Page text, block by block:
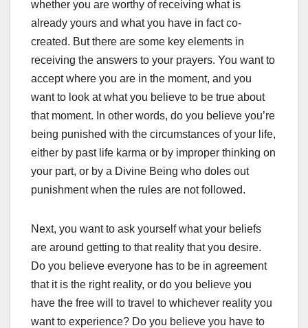
whether you are worthy of receiving what is
already yours and what you have in fact co-
created. But there are some key elements in
receiving the answers to your prayers. You want to
accept where you are in the moment, and you
want to look at what you believe to be true about
that moment. In other words, do you believe you’re
being punished with the circumstances of your life,
either by past life karma or by improper thinking on
your part, or by a Divine Being who doles out
punishment when the rules are not followed.
Next, you want to ask yourself what your beliefs
are around getting to that reality that you desire.
Do you believe everyone has to be in agreement
that it is the right reality, or do you believe you
have the free will to travel to whichever reality you
want to experience? Do you believe you have to